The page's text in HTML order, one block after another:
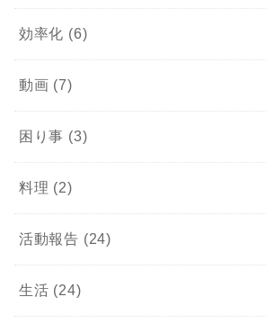
効率化 (6)
動画 (7)
困り事 (3)
料理 (2)
活動報告 (24)
生活 (24)